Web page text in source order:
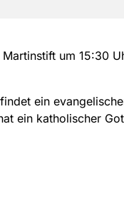
um 15:30
ein
ein katholischer